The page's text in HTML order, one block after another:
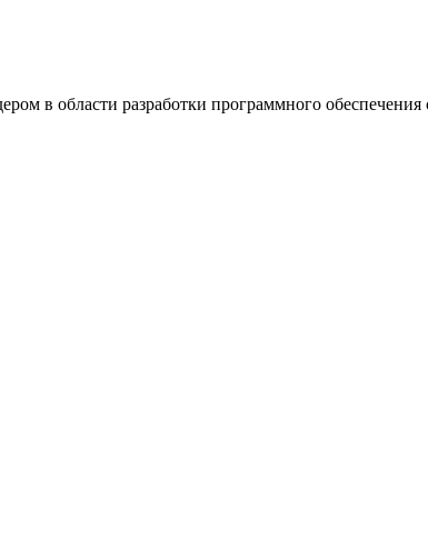
в области разработки программного